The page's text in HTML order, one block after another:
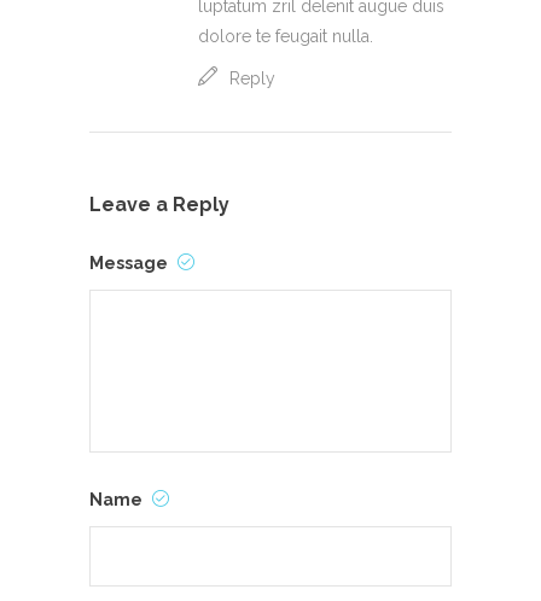
luptatum zril delenit augue duis
dolore te feugait nulla.
Reply
Leave a Reply
Message
Name